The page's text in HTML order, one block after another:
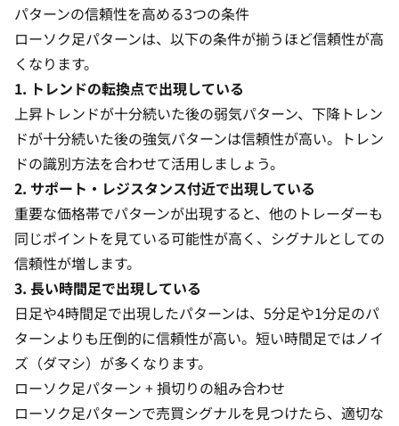
パターンの信頼性を高める3つの条件
ローソク足パターンは、以下の条件が揃うほど信頼性が高
くなります。
1. トレンドの転換点で出現している
上昇トレンドが十分続いた後の弱気パターン、下降トレン
ドが十分続いた後の強気パターンは信頼性が高い。
トレン
ドの識別方法を合わせて活用しましょう。
2. サポート・レジスタンス付近で出現している
重要な価格帯でパターンが出現すると、他のトレーダーも
同じポイントを見ている可能性が高く、シグナルとしての
信頼性が増します。
3. 長い時間足で出現している
日足や4時間足で出現したパターンは、5分足や1分足のパ
ターンよりも圧倒的に信頼性が高い。短い時間足ではノイ
ズ（ダマシ）が多くなります。
ローソク足パターン + 損切りの組み合わせ
ローソク足パターンで売買シグナルを見つけたら、 適切な